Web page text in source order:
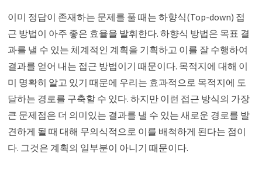
이미 정답이 존재하는 문제를 풀 때는 하향식(Top-down) 접
근 방법이 아주 좋은 효율을 발휘한다. 하향식 방법은 목표 결
과를 낼 수 있는 체계적인 계획을 기획하고 이를 잘 수행하여
결과를 얻어 내는 접근 방법이기 때문이다. 목적지에 대해 이
미 명확히 알고 있기 때문에 우리는 효과적으로 목적지에 도
달하는 경로를 구축할 수 있다. 하지만 이런 접근 방식의 가장
큰 문제점은 더 의미있는 결과를 낼 수 있는 새로운 경로를 발
견하게 될 때 대해 무의식적으로 이를 배척하게 된다는 점이
다. 그것은 계획의 일부분이 아니기 때문이다.